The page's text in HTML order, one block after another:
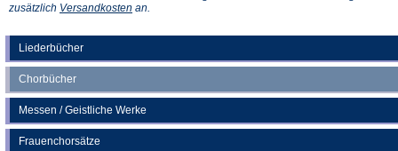
Liederbücher
Chorbücher
Messen / Geistliche Werke
Frauenchorsätze
neuen
zusätzlich Versandkosten (Öffnet
an.